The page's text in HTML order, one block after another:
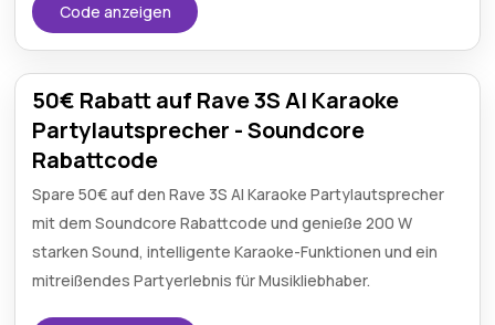
Code anzeigen
50€ Rabatt auf Rave 3S AI Karaoke
Partylautsprecher - Soundcore
Rabattcode
Spare 50€ auf den Rave 3S AI Karaoke Partylautsprecher
mit dem Soundcore Rabattcode und genieße 200 W
starken Sound, intelligente Karaoke-Funktionen und ein
mitreißendes Partyerlebnis für Musikliebhaber.